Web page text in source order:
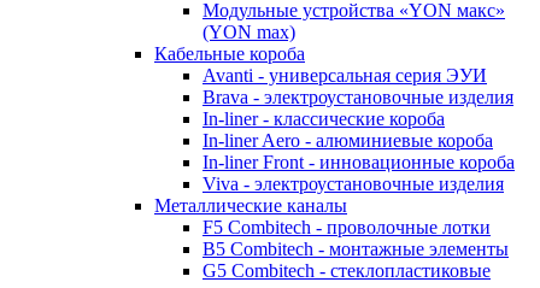
Модульные устройства «YON макс»
(YON max)
Кабельные короба
Avanti - универсальная серия ЭУИ
Brava - электроустановочные изделия
In-liner - классические короба
In-liner Aero - алюминиевые короба
In-liner Front - инновационные короба
Viva - электроустановочные изделия
Металлические каналы
F5 Combitech - проволочные лотки
B5 Combitech - монтажные элементы
G5 Combitech - стеклопластиковые